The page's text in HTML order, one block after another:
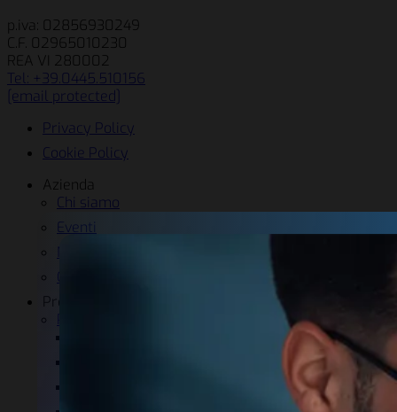
p.iva: 02856930249
C.F. 02965010230
REA VI 280002
Tel: +39.0445.510156
[email protected]
Privacy Policy
Cookie Policy
Azienda
Chi siamo
Eventi
News
Garanzia e certificazioni
Prodotti